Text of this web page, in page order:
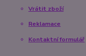
Vrátit zboží
Reklamace
Kontaktní formulář